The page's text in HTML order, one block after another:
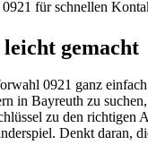
für schnellen
gemacht
0921 ganz
in Bayreuth zu
zu den
Denkt daran,